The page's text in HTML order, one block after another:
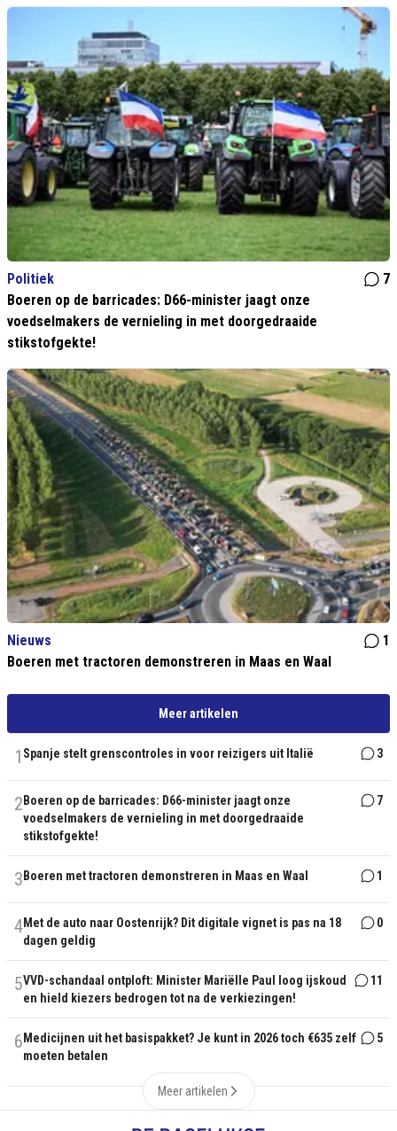
Politiek
7
Boeren op de barricades: D66-minister jaagt onze
voedselmakers de vernieling in met doorgedraaide
stikstofgekte!
Nieuws
1
Boeren met tractoren demonstreren in Maas en Waal
Meer artikelen
1 Spanje stelt grenscontroles in voor reizigers uit Italië 3
2 Boeren op de barricades: D66-minister jaagt onze
voedselmakers de vernieling in met doorgedraaide
stikstofgekte!
7
3 Boeren met tractoren demonstreren in Maas en Waal 1
4Met de auto naar Oostenrijk? Dit digitale vignet is pas na 18
dagen geldig
0
5VVD-schandaal ontploft: Minister Mariëlle Paul loog ijskoud
en hield kiezers bedrogen tot na de verkiezingen!
11
6 Medicijnen uit het basispakket? Je kunt in 2026 toch €635 zelf
moeten betalen
5
Meer artikelen